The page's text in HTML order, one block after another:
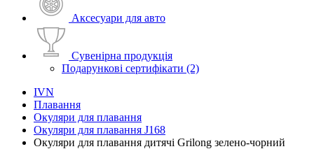
Аксесуари для авто
Сувенірна продукція
Подарункові сертифікати (2)
IVN
Плавання
Окуляри для плавання
Окуляри для плавання J168
Окуляри для плавання дитячі Grilong зелено-чорний